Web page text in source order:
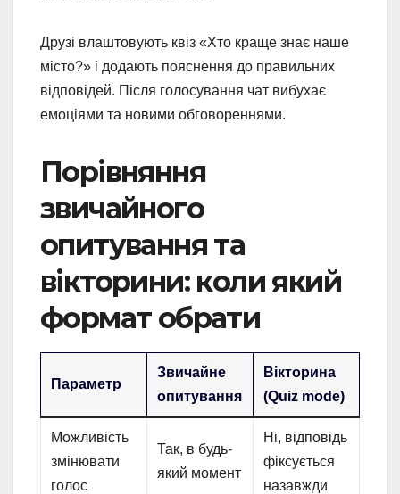
Друзі влаштовують квіз «Хто краще знає наше
місто?» і додають пояснення до правильних
відповідей. Після голосування чат вибухає
емоціями та новими обговореннями.
Порівняння
звичайного
опитування та
вікторини: коли який
формат обрати
Параметр
Звичайне
опитування
Вікторина
(Quiz mode)
Можливість
змінювати
голос
Так, в будь-
який момент
Ні, відповідь
фіксується
назавжди